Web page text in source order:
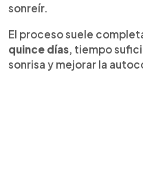
sonreír.
El proceso suele
quince días, tiempo
sonrisa y mejorar la